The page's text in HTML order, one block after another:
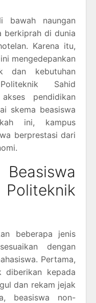
bawah naungan
berkiprah di dunia
Karena itu,
ini mengedepankan
dan kebutuhan
Sahid
pendidikan
skema beasiswa
ini, kampus
berprestasi dari
beberapa jenis
dengan
Pertama,
diberikan kepada
dan rekam jejak
beasiswa non-